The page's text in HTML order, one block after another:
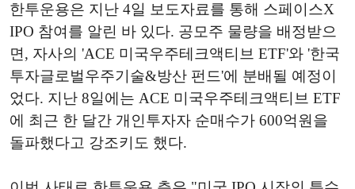
한투운용은 지난 4일 보도자료를 통해 스페이스X
IPO 참여를 알린 바 있다. 공모주 물량을 배정받으
면, 자사의 'ACE 미국우주테크액티브 ETF'와 '한국
투자글로벌우주기술&방산 펀드'에 분배될 예정이
었다. 지난 8일에는 ACE 미국우주테크액티브 ETF
에 최근 한 달간 개인투자자 순매수가 600억원을
돌파했다고 강조키도 했다.